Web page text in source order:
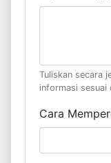
Tuliskan secara
informasi sesuai
Cara